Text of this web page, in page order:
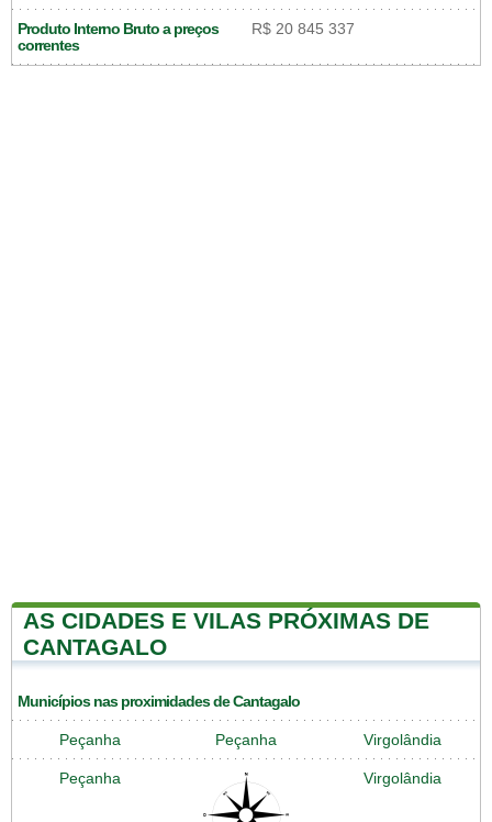
Produto Interno Bruto a preços
correntes
R$ 20 845 337
AS CIDADES E VILAS PRÓXIMAS DE
CANTAGALO
Municípios nas proximidades de Cantagalo
Peçanha Peçanha Virgolândia
Peçanha Virgolândia